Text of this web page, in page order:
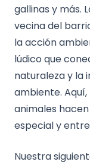
gallinas y más.
vecina del
la acción
lúdico que
naturaleza y la
ambiente.
animales
especial y
Nuestra